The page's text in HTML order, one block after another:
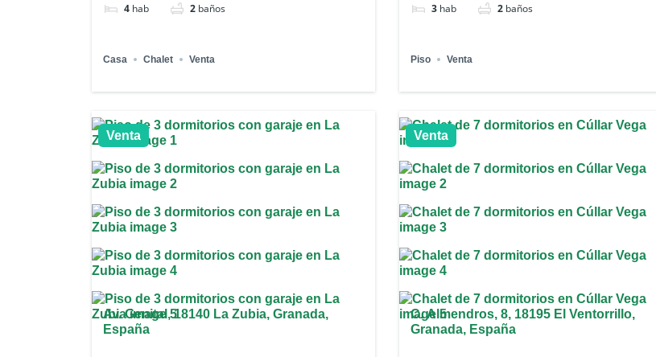
4 hab 2 baños
Casa Chalet Venta
3 hab 2 baños
Piso Venta
Venta
Av. Genital, 18140 La Zubia, Granada,
España
Venta
C. Almendros, 8, 18195 El Ventorrillo,
Granada, España